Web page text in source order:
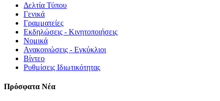
Δελτία Τύπου
Γενικά
Γραμματείες
Εκδηλώσεις - Κινητοποιήσεις
Νομικά
Ανακοινώσεις - Εγκύκλιοι
Βίντεο
Ρυθμίσεις Ιδιωτικότητας
Πρόσφατα Νέα